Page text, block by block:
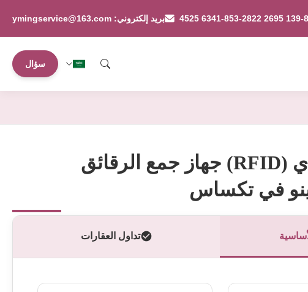
بريد إلكتروني: ymingservice@163.com
سؤال
رقاقة راديوفايدي (RFID) جهاز جمع الرقائق
في تكساس
تداول العقارات